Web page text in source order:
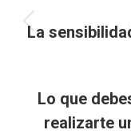
entre
La
Lo que
realizarte